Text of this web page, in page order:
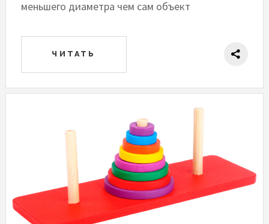
меньшего диаметра чем сам объект
ЧИТАТЬ